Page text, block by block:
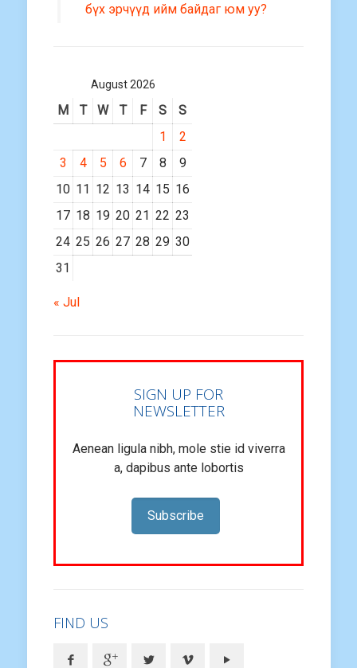
бүх эрчүүд ийм байдаг юм уу?
August 2026
M T W T F S
S
1
2
3
4 5 6 7 8
9
10 11 12 13 14 15 16
17 18 19 20 21 22 23
24 25 26 27 28 29 30
31
« Jul
SIGN UP FOR
NEWSLETTER
Aenean ligula nibh, mole stie id viverra
a, dapibus ante lobortis
Subscribe
FIND US